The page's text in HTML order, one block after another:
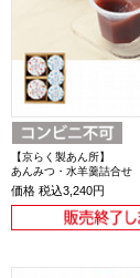
【京らく製あん所】
あんみつ・水羊羹詰合せ
価格 税込3,240円